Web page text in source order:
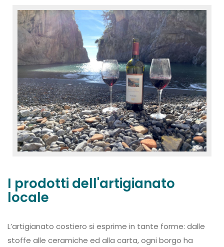
I prodotti dell'artigianato
locale
L’artigianato costiero si esprime in tante forme: dalle
stoffe alle ceramiche ed alla carta, ogni borgo ha